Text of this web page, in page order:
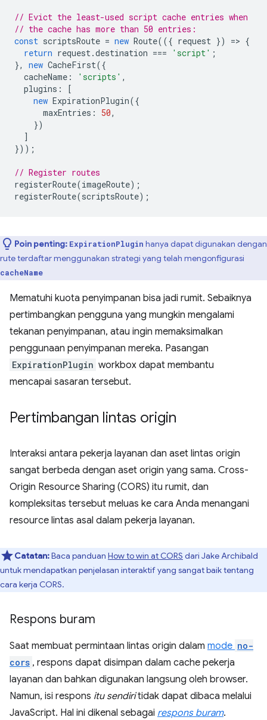
// Evict the least-used script cache entries when
// the cache has more than 50 entries:
const scriptsRoute = new Route(({ request }) => {
return request.destination === 'script' ;
},
new CacheFirst({
cacheName : 'scripts' ,
plugins :
[
new ExpirationPlugin({
maxEntries : 50,
})
]
}));
// Register routes
registerRoute(imageRoute);
registerRoute(scriptsRoute);
Poin penting: ExpirationPlugin hanya dapat digunakan dengan
rute terdaftar menggunakan strategi yang telah mengonfigurasi
cacheName
Mematuhi kuota penyimpanan bisa jadi rumit. Sebaiknya
pertimbangkan pengguna yang mungkin mengalami
tekanan penyimpanan, atau ingin memaksimalkan
penggunaan penyimpanan mereka. Pasangan
ExpirationPlugin workbox dapat membantu
mencapai sasaran tersebut.
Pertimbangan lintas origin
Interaksi antara pekerja layanan dan aset lintas origin
sangat berbeda dengan aset origin yang sama. Cross-
Origin Resource Sharing (CORS) itu rumit, dan
kompleksitas tersebut meluas ke cara Anda menangani
resource lintas asal dalam pekerja layanan.
Catatan:Baca panduan How to win at CORS dari Jake Archibald
untuk mendapatkan penjelasan interaktif yang sangat baik tentang
cara kerja CORS.
Respons buram
Saat membuat permintaan lintas origin dalam mode no-
cors , respons dapat disimpan dalam cache pekerja
layanan dan bahkan digunakan langsung oleh browser.
Namun, isi respons itu sendiritidak dapat dibaca melalui
JavaScript. Hal ini dikenal sebagai respons buram.